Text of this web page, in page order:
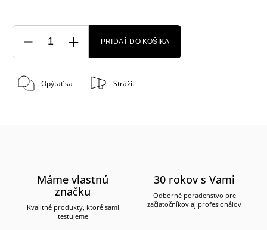
PRIDAŤ DO KOŠÍKA
Opýtať sa Strážiť
Máme vlastnú
značku
Kvalitné produkty, ktoré sami
testujeme
30 rokov s Vami
Odborné poradenstvo pre
začiatočníkov aj profesionálov